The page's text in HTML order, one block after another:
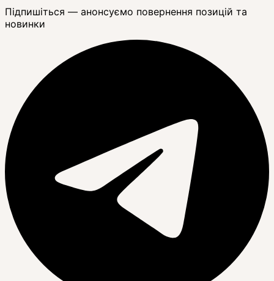
Підпишіться — анонсуємо повернення позицій та
новинки